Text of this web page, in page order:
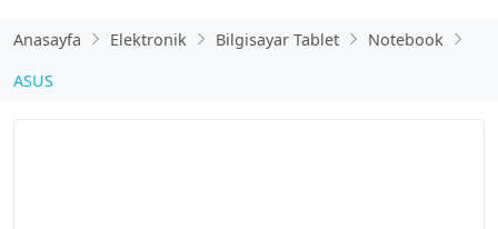
Anasayfa Elektronik Bilgisayar Tablet
Notebook
ASUS